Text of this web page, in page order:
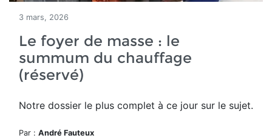
3 mars, 2026
Le foyer de masse : le
summum du chauffage
(réservé)
Notre dossier le plus complet à ce jour sur le sujet.
Par : André Fauteux